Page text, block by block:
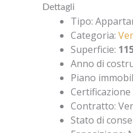
Dettagli
Tipo:
Categoria:
Superficie:
Anno di
Piano
Contratto:
Stato di